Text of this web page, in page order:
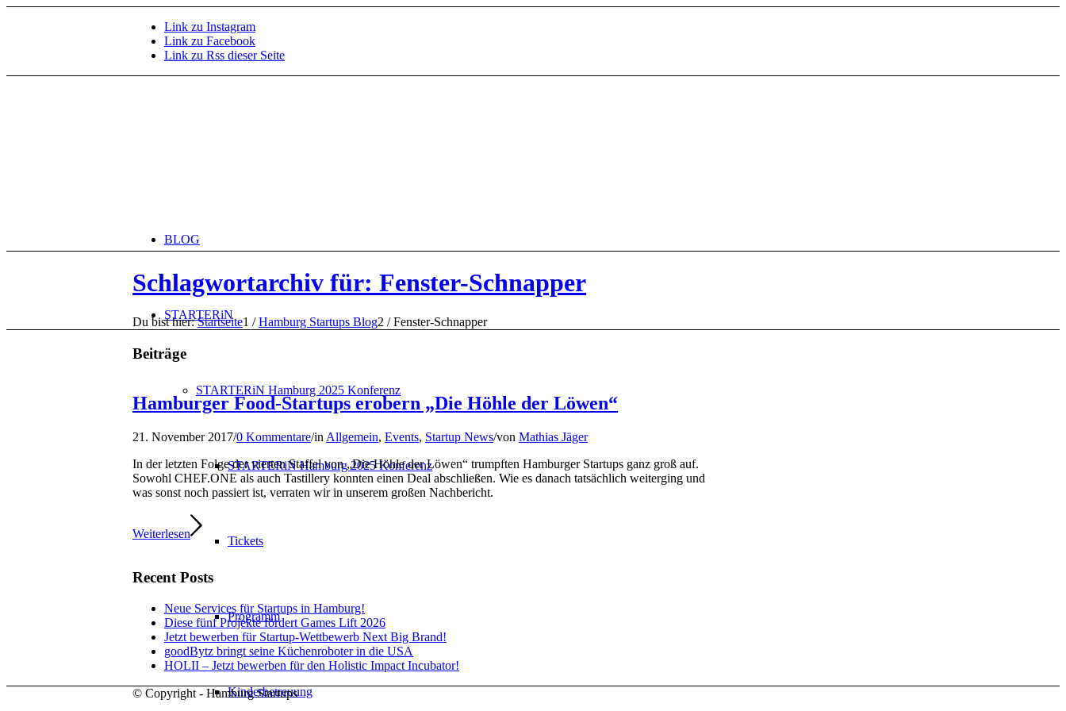
Link zu Instagram
Link zu Facebook
Link zu Rss dieser Seite
BLOG
STARTERiN
STARTERiN Hamburg 2025 Konferenz
STARTERiN Hamburg 2025 Konferenz
Tickets
Programm
Kinderbetreuung
Schlagwortarchiv für: Fenster-Schnapper
Du bist hier: Startseite1 / Hamburg Startups Blog2 / Fenster-Schnapper
Beiträge
Hamburger Food-Startups erobern „Die Höhle der Löwen“
21. November 2017/0 Kommentare/in Allgemein, Events, Startup News/von Mathias Jäger
In der letzten Folge der vierten Staffel von „Die Höhle der Löwen“ trumpften Hamburger Startups ganz groß auf.
Sowohl CHEF.ONE als auch Tastillery konnten einen Deal abschließen. Wie es danach tatsächlich weiterging und
was sonst noch passiert ist, verraten wir in unserem großen Nachbericht.
Weiterlesen
Recent Posts
Neue Services für Startups in Hamburg!
Diese fünf Projekte fördert Games Lift 2026
Jetzt bewerben für Startup-Wettbewerb Next Big Brand!
goodBytz bringt seine Küchenroboter in die USA
HOLII – Jetzt bewerben für den Holistic Impact Incubator!
© Copyright - Hamburg Startups